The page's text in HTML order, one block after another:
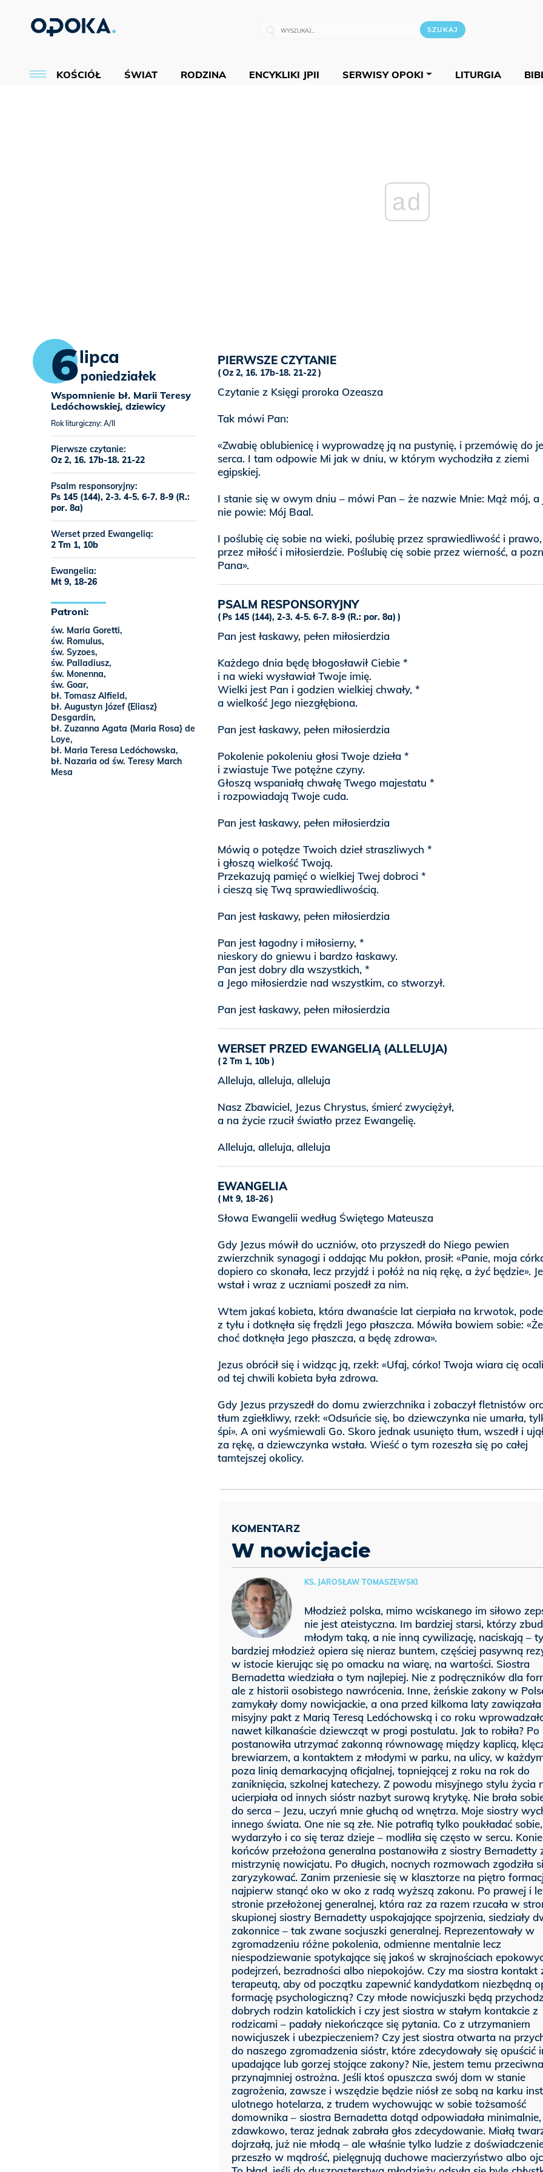
KOŚCIÓŁ ŚWIAT RODZINA ENCYKLIKI JPII SERWISY OPOKI LITURGIA
ad
6lipca
poniedziałek
Wspomnienie bł. Marii Teresy
Ledóchowskiej, dziewicy
Rok liturgiczny: A/II
Pierwsze czytanie:
Oz 2, 16. 17b-18. 21-22
Psalm responsoryjny:
Ps 145 (144), 2-3. 4-5. 6-7. 8-9 (R.:
por. 8a)
Werset przed Ewangelią:
2 Tm 1, 10b
Ewangelia:
Mt 9, 18-26
Patroni:
św. Maria Goretti,
św. Romulus,
św. Syzoes,
św. Palladiusz,
św. Monenna,
św. Goar,
bł. Tomasz Alfield,
bł. Augustyn Józef {Eliasz}
Desgardin,
bł. Zuzanna Agata {Maria Rosa} de
Loye,
bł. Maria Teresa Ledóchowska,
bł. Nazaria od św. Teresy March
Mesa
PIERWSZE CZYTANIE
Oz 2, 16. 17b-18. 21-22
Czytanie z Księgi proroka Ozeasza
Tak mówi Pan:
«Zwabię oblubienicę i wyprowadzę ją na pustynię, i przemówię do
serca. I tam odpowie Mi jak w dniu, w którym wychodziła z ziemi
egipskiej.
I stanie się w owym dniu – mówi Pan – że nazwie Mnie: Mąż mój, a
nie powie: Mój Baal.
I poślubię cię sobie na wieki, poślubię przez sprawiedliwość i prawo,
przez miłość i miłosierdzie. Poślubię cię sobie przez wierność, a
Pana».
PSALM RESPONSORYJNY
Ps 145 (144), 2-3. 4-5. 6-7. 8-9 (R.: por. 8a)
Pan jest łaskawy, pełen miłosierdzia
Każdego dnia będę błogosławił Ciebie *
i na wieki wysławiał Twoje imię.
Wielki jest Pan i godzien wielkiej chwały, *
a wielkość Jego niezgłębiona.
Pan jest łaskawy, pełen miłosierdzia
Pokolenie pokoleniu głosi Twoje dzieła *
i zwiastuje Twe potężne czyny.
Głoszą wspaniałą chwałę Twego majestatu *
i rozpowiadają Twoje cuda.
Pan jest łaskawy, pełen miłosierdzia
Mówią o potędze Twoich dzieł straszliwych *
i głoszą wielkość Twoją.
Przekazują pamięć o wielkiej Twej dobroci *
i cieszą się Twą sprawiedliwością.
Pan jest łaskawy, pełen miłosierdzia
Pan jest łagodny i miłosierny, *
nieskory do gniewu i bardzo łaskawy.
Pan jest dobry dla wszystkich, *
a Jego miłosierdzie nad wszystkim, co stworzył.
Pan jest łaskawy, pełen miłosierdzia
WERSET PRZED EWANGELIĄ (ALLELUJA)
2 Tm 1, 10b
Alleluja, alleluja, alleluja
Nasz Zbawiciel, Jezus Chrystus, śmierć zwyciężył,
a na życie rzucił światło przez Ewangelię.
Alleluja, alleluja, alleluja
EWANGELIA
Mt 9, 18-26
Słowa Ewangelii według Świętego Mateusza
Gdy Jezus mówił do uczniów, oto przyszedł do Niego pewien
zwierzchnik synagogi i oddając Mu pokłon, prosił: «Panie, moja
dopiero co skonała, lecz przyjdź i połóż na nią rękę, a żyć będzie».
wstał i wraz z uczniami poszedł za nim.
Wtem jakaś kobieta, która dwanaście lat cierpiała na krwotok,
z tyłu i dotknęła się frędzli Jego płaszcza. Mówiła bowiem sobie:
choć dotknęła Jego płaszcza, a będę zdrowa».
Jezus obrócił się i widząc ją, rzekł: «Ufaj, córko! Twoja wiara cię
od tej chwili kobieta była zdrowa.
Gdy Jezus przyszedł do domu zwierzchnika i zobaczył fletnistów
tłum zgiełkliwy, rzekł: «Odsuńcie się, bo dziewczynka nie umarła,
śpi». A oni wyśmiewali Go. Skoro jednak usunięto tłum, wszedł i
za rękę, a dziewczynka wstała. Wieść o tym rozeszła się po całej
tamtejszej okolicy.
W nowicjacie
KS. JAROSŁAW TOMASZEWSKI
Młodzież polska, mimo wciskanego im siłowo
nie jest ateistyczna. Im bardziej starsi, którzy
młodym taką, a nie inną cywilizację, naciskają –
bardziej młodzież opiera się nieraz buntem, częściej pasywną
w istocie kierując się po omacku na wiarę, na wartości. Siostra
Bernadetta wiedziała o tym najlepiej. Nie z podręczników dla
ale z historii osobistego nawrócenia. Inne, żeńskie zakony w
zamykały domy nowicjackie, a ona przed kilkoma laty
misyjny pakt z Marią Teresą Ledóchowską i co roku
nawet kilkanaście dziewcząt w progi postulatu. Jak to robiła? Po
postanowiła utrzymać zakonną równowagę między kaplicą,
brewiarzem, a kontaktem z młodymi w parku, na ulicy, w
poza linią demarkacyjną oficjalnej, topniejącej z roku na rok do
zaniknięcia, szkolnej katechezy. Z powodu misyjnego stylu życia
ucierpiała od innych sióstr nazbyt surową krytykę. Nie brała
do serca – Jezu, uczyń mnie głuchą od wnętrza. Moje siostry
innego świata. One nie są złe. Nie potrafią tylko poukładać
wydarzyło i co się teraz dzieje – modliła się często w sercu.
końców przełożona generalna postanowiła z siostry Bernadetty
mistrzynię nowicjatu. Po długich, nocnych rozmowach zgodziła
zaryzykować. Zanim przeniesie się w klasztorze na piętro
najpierw stanąć oko w oko z radą wyższą zakonu. Po prawej i
stronie przełożonej generalnej, która raz za razem rzucała w
skupionej siostry Bernadetty uspokajające spojrzenia, siedziały
zakonnice – tak zwane socjuszki generalnej. Reprezentowały w
zgromadzeniu różne pokolenia, odmienne mentalnie lecz
niespodziewanie spotykające się jakoś w skrajnościach
podejrzeń, bezradności albo niepokojów. Czy ma siostra kontakt
terapeutą, aby od początku zapewnić kandydatkom niezbędną
formację psychologiczną? Czy młode nowicjuszki będą
dobrych rodzin katolickich i czy jest siostra w stałym kontakcie z
rodzicami – padały niekończące się pytania. Co z utrzymaniem
nowicjuszek i ubezpieczeniem? Czy jest siostra otwarta na
do naszego zgromadzenia sióstr, które zdecydowały się opuścić
upadające lub gorzej stojące zakony? Nie, jestem temu
przynajmniej ostrożna. Jeśli ktoś opuszcza swój dom w stanie
zagrożenia, zawsze i wszędzie będzie niósł ze sobą na karku
ulotnego hotelarza, z trudem wychowując w sobie tożsamość
domownika – siostra Bernadetta dotąd odpowiadała minimalnie,
zdawkowo, teraz jednak zabrała głos zdecydowanie. Miałą
dojrzałą, już nie młodą – ale właśnie tylko ludzie z
przeszło w mądrość, pielęgnują duchowe macierzyństwo albo